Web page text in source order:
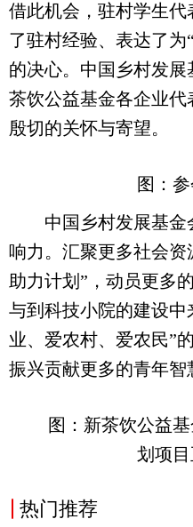
借此机会，驻村学生
了驻村经验、表达了为
的决心。中国乡村发
茶饮公益基金各企业代
殷切的关怀与寄望。
图：参
中国乡村发展基金
响力。汇聚更多社会
助力计划”，动员更多
与到科技小院的建设中
业、爱农村、爱农民”
振兴贡献更多的青年智
图：新茶饮公益基
划项
热门推荐